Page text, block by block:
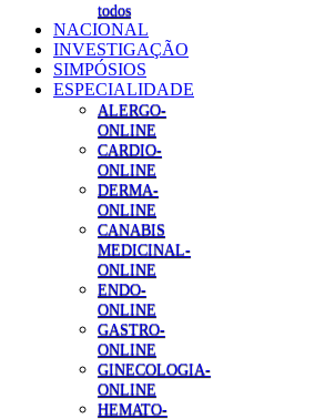
todos
NACIONAL
INVESTIGAÇÃO
SIMPÓSIOS
ESPECIALIDADE
ALERGO-
ONLINE
CARDIO-
ONLINE
DERMA-
ONLINE
CANABIS
MEDICINAL-
ONLINE
ENDO-
ONLINE
GASTRO-
ONLINE
GINECOLOGIA-
ONLINE
HEMATO-